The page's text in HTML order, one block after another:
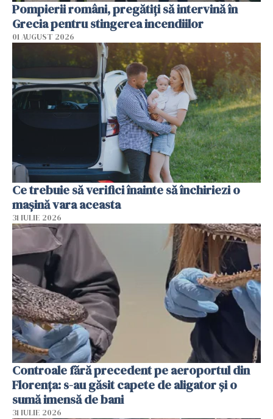
Pompierii români, pregătiţi să intervină în
Grecia pentru stingerea incendiilor
01 AUGUST 2026
Ce trebuie să verifici înainte să închiriezi o
mașină vara aceasta
31 IULIE 2026
Controale fără precedent pe aeroportul din
Florența: s-au găsit capete de aligator și o
sumă imensă de bani
31 IULIE 2026